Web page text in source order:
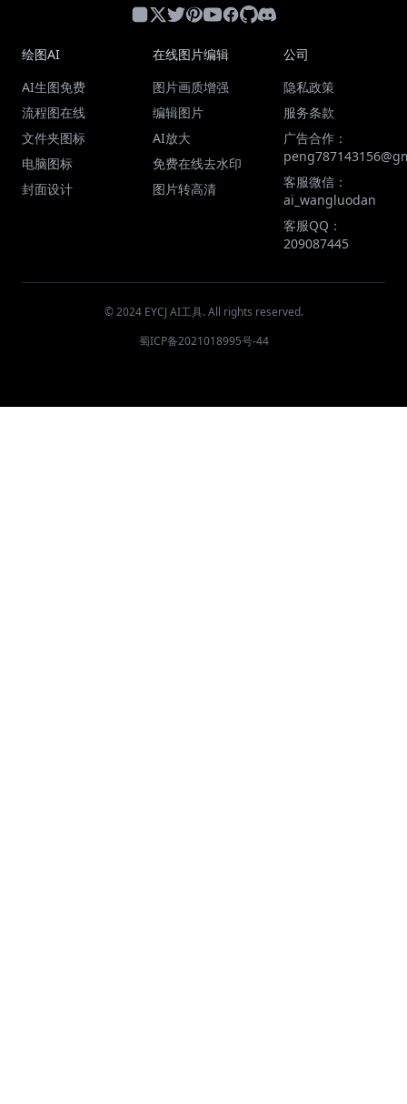
绘图AI
AI生图免费
流程图在线
文件夹图标
电脑图标
封面设计
在线图片编辑
图片画质增强
编辑图片
AI放大
免费在线去水印
图片转高清
公司
隐私政策
服务条款
广告合作：
客服微信：
ai_wangluodan
客服QQ：
209087445
© 2024 EYCJ AI工具. All rights reserved.
蜀ICP备2021018995号-44